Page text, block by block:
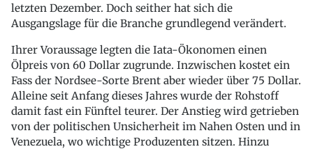
letzten Dezember. Doch seither hat sich die
Ausgangslage für die Branche grundlegend verändert.
Ihrer Voraussage legten die Iata-Ökonomen einen
Ölpreis von 60 Dollar zugrunde. Inzwischen kostet ein
Fass der Nordsee-Sorte Brent aber wieder über 75 Dollar.
Alleine seit Anfang dieses Jahres wurde der Rohstoff
damit fast ein Fünftel teurer. Der Anstieg wird getrieben
von der politischen Unsicherheit im Nahen Osten und in
Venezuela, wo wichtige Produzenten sitzen. Hinzu